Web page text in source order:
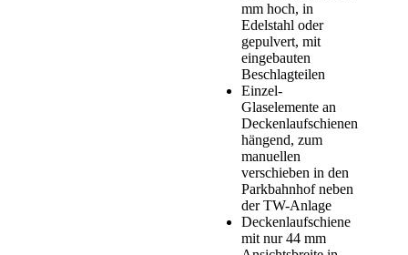
mm hoch, in
Edelstahl oder
gepulvert, mit
eingebauten
Beschlagteilen
Einzel-
Glaselemente an
Deckenlaufschienen
hängend, zum
manuellen
verschieben in den
Parkbahnhof neben
der TW-Anlage
Deckenlaufschiene
mit nur 44 mm